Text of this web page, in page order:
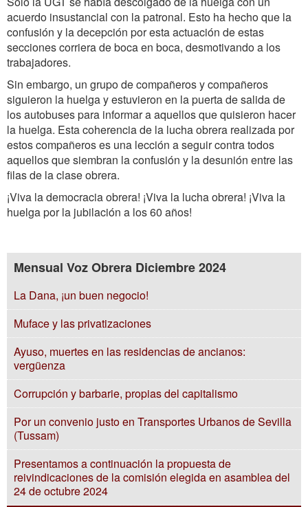
acuerdo insustancial con la patronal. Esto ha hecho que la
confusión y la decepción por esta actuación de estas
secciones corriera de boca en boca, desmotivando a los
trabajadores.
Sin embargo, un grupo de compañeros y compañeros
siguieron la huelga y estuvieron en la puerta de salida de
los autobuses para informar a aquellos que quisieron hacer
la huelga. Esta coherencia de la lucha obrera realizada por
estos compañeros es una lección a seguir contra todos
aquellos que siembran la confusión y la desunión entre las
filas de la clase obrera.
¡Viva la democracia obrera! ¡Viva la lucha obrera! ¡Viva la
huelga por la jubilación a los 60 años!
Mensual Voz Obrera Diciembre 2024
La Dana, ¡un buen negocio!
Muface y las privatizaciones
Ayuso, muertes en las residencias de ancianos:
vergüenza
Corrupción y barbarie, propias del capitalismo
Por un convenio justo en Transportes Urbanos de Sevilla
(Tussam)
Presentamos a continuación la propuesta de
reivindicaciones de la comisión elegida en asamblea del
24 de octubre 2024